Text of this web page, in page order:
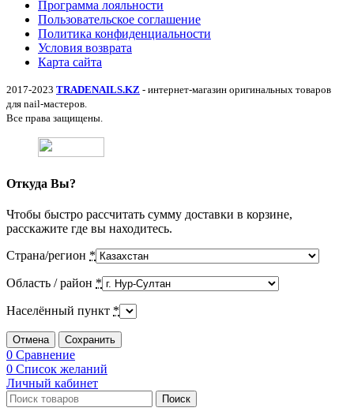
Программа лояльности
Пользовательское соглашение
Политика конфиденциальности
Условия возврата
Карта сайта
2017-2023 TRADENAILS.KZ - интернет-магазин оригинальных товаров
для nail-мастеров.
Все права защищены.
Откуда Вы?
Чтобы быстро рассчитать сумму доставки в корзине,
расскажите где вы находитесь.
Страна/регион *
Область / район *
Населённый пункт *
Отмена Сохранить
0 Сравнение
0 Список желаний
Личный кабинет
Поиск